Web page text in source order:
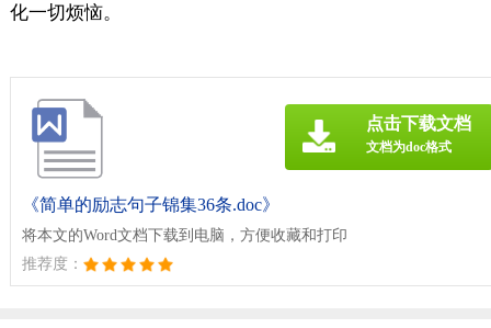
化一切烦恼。
《简单的励志句子锦集36条.doc》
将本文的Word文档下载到电脑，方便收藏和打印
推荐度：
点击下载文档
文档为doc格式